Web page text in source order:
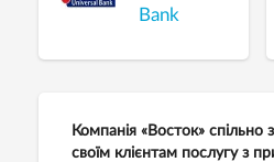
Bank
Компанія «Восток»
своїм клієнтам послугу з